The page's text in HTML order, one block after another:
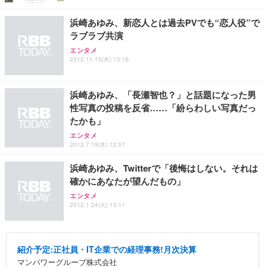
ョン PCチェア 通気性メッシュ ゲーミング/勉強/事
務用 おしゃれ パソコンチェア (ブラック)
￥7,680
Sezlife オフィスチェア デスクチェア 疲れない テレ
ワーク チェア 強化バックレスト 30度ロッキング機
ョン PCチェア 通気性メッシュ ゲーミング/勉強/事
務用 おしゃれ パソコンチェア (ホワイト)
ANDWINT オフィスチェア デスクチェア 肘なし メ
ッシュ 通気性 ランバーサポート付き 腰サポート ガ
ス圧無段階昇降 360度回転 キャスター付き コンパク
ト 幅52×奥行58.5×高さ84～96cm テレワーク 在宅
【整備済み品】Dell E2724HS 27インチ 液晶モニタ
ー フルHD（1920×1080）VA 非光沢 HDMI/DisplayP
【MiniLED/24.5inch/280Hz/FHD】GRAPHT THE S
HOOTER Gaming Monitor 24” Essential ゲーミン
グモニター QD 24.5インチ 1ms FHD 量子ドット 残
像低減 (3年保証 | 輝点保証 | 日本メーカー)
Smart Basic(スマートベーシック) 【Amazon.co.jp
限定】 Smart Basic アイリスオーヤマ ペットシーツ
アイリスオーヤマ ペットシーツ 超厚型 お徳用 レギ
ュラー 200枚入【Amazon.co.jp限定】
￥3,731
浜崎あゆみ、新恋人とは過去PVでも“恋人役”で
ラブラブ共演
エンタメ
2012.11.15(木) 13:16
浜崎あゆみ、「長瀬智也？」と話題になった男
性写真の投稿を反省……「紛らわしい写真だっ
たかも」
エンタメ
2012.7.19(木) 12:57
浜崎あゆみ、Twitterで「後悔はしない。それは
確かにあなたが望んだもの」
エンタメ
2012.1.24(火) 13:11
紹介予定:正社員・IT企業での経理事務!月次決算
マンパワーグループ株式会社